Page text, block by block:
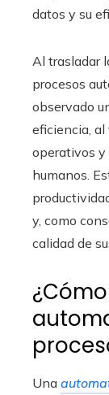
datos y su
Al trasladar
procesos
observado
eficiencia,
operativos y
humanos.
y, como
calidad de
Una